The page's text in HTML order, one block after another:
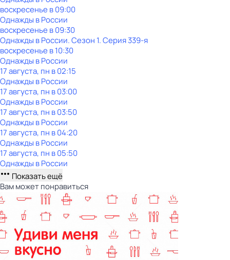
воскресенье в09:00
Однажды в России
воскресенье в09:30
Однажды в России. Сезон 1. Серия 339-я
воскресенье в10:30
Однажды в России
17 августа, пн в 02:15
Однажды в России
17 августа, пн в 03:00
Однажды в России
17 августа, пн в 03:50
Однажды в России
17 августа, пн в 04:20
Однажды в России
17 августа, пн в 05:50
Однажды в России
Показать ещё
Вам может понравиться